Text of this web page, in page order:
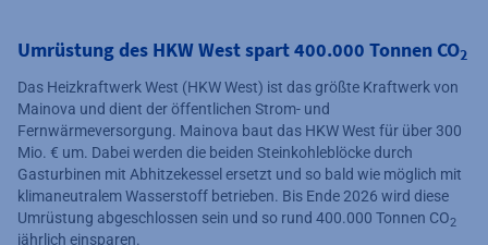
Umrüstung des HKW West spart 400.000 Tonnen CO2
Das Heizkraftwerk West (HKW West) ist das größte Kraftwerk von
Mainova und dient der öffentlichen Strom- und
Fernwärmeversorgung. Mainova baut das HKW West für über 300
Mio. € um. Dabei werden die beiden Steinkohleblöcke durch
Gasturbinen mit Abhitzekessel ersetzt und so bald wie möglich mit
klimaneutralem Wasserstoff betrieben. Bis Ende 2026 wird diese
Umrüstung abgeschlossen sein und so rund 400.000 Tonnen CO2
jährlich einsparen.